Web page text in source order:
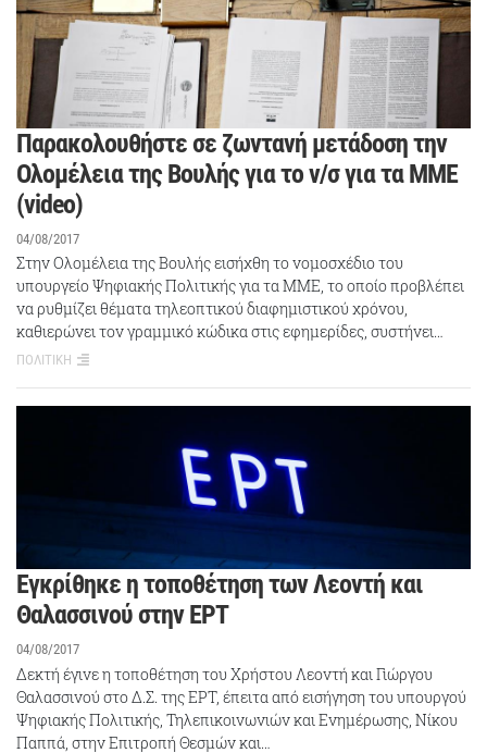
Παρακολουθήστε σε ζωντανή μετάδοση την
Ολομέλεια της Βουλής για το ν/σ για τα ΜΜΕ
(video)
04/08/2017
Στην Ολομέλεια της Βουλής εισήχθη το νομοσχέδιο του
υπουργείο Ψηφιακής Πολιτικής για τα ΜΜΕ, το οποίο προβλέπει
να ρυθμίζει θέματα τηλεοπτικού διαφημιστικού χρόνου,
καθιερώνει τον γραμμικό κώδικα στις εφημερίδες, συστήνει…
ΠΟΛΙΤΙΚΗ
Εγκρίθηκε η τοποθέτηση των Λεοντή και
Θαλασσινού στην ΕΡΤ
04/08/2017
Δεκτή έγινε η τοποθέτηση του Χρήστου Λεοντή και Γιώργου
Θαλασσινού στο Δ.Σ. της ΕΡΤ, έπειτα από εισήγηση του υπουργού
Ψηφιακής Πολιτικής, Τηλεπικοινωνιών και Ενημέρωσης, Νίκου
Παππά, στην Επιτροπή Θεσμών και…